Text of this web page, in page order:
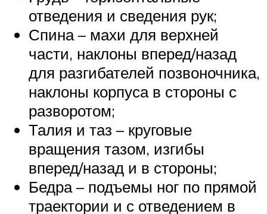
отведения и сведения рук;
Спина – махи для верхней
части, наклоны вперед/назад
для разгибателей позвоночника,
наклоны корпуса в стороны с
разворотом;
Талия и таз – круговые
вращения тазом, изгибы
вперед/назад и в стороны;
Бедра – подъемы ног по прямой
траектории и с отведением в